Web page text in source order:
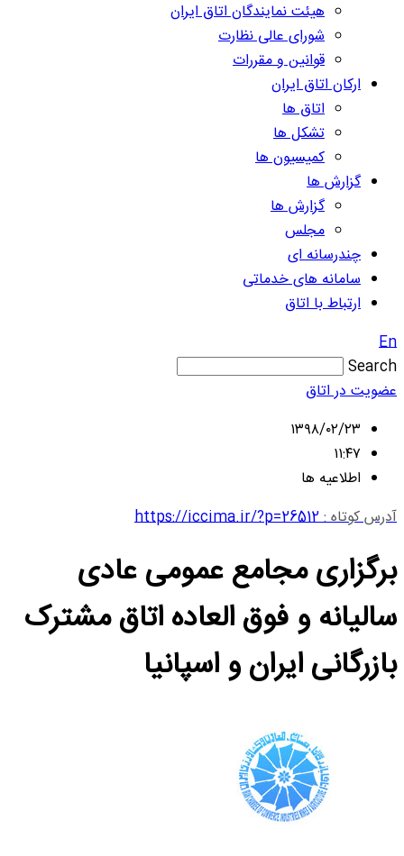
هیئت نمایندگان اتاق ایران
شورای عالی نظارت
قوانین و مقررات
ارکان اتاق ایران
اتاق ها
تشکل ها
کمیسیون ها
گزارش ها
گزارش ها
مجلس
چندرسانه ای
سامانه های خدماتی
ارتباط با اتاق
En
Search
عضویت در اتاق
۱۳۹۸/۰۲/۲۳
۱۱:۴۷
اطلاعیه ها
آدرس کوتاه :https://iccima.ir/?p=26512
برگزاری مجامع عمومی عادی
سالیانه و فوق العاده اتاق مشترک
بازرگانی ایران و اسپانیا